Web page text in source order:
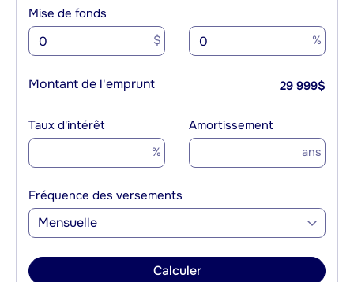
Mise de fonds
$ %
Montant de l'emprunt 29 999$
Taux d'intérêt
%
Amortissement
ans
Fréquence des versements
Mensuelle
Calculer